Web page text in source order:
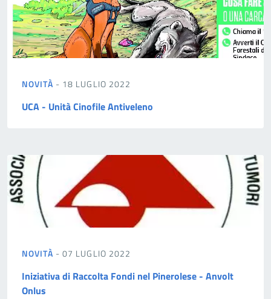
NOVITÀ - 18 LUGLIO 2022
UCA - Unità Cinofile Antiveleno
NOVITÀ - 07 LUGLIO 2022
Iniziativa di Raccolta Fondi nel Pinerolese - Anvolt
Onlus